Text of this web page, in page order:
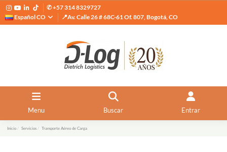
✆ +57 314 8329727
Español CO
📍Av. Calle 26 # 68C-61 Of. 807, Bogotá, CO
Menu Buscar Entrar
Inicio Servicios Transporte Aéreo de Carga